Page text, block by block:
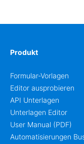
Produkt
Formular-Vorlagen
Editor ausprobieren
API Unterlagen
Unterlagen Editor
User Manual (PDF)
Automatisierungen